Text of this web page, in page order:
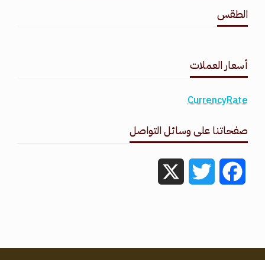
الطقس
أسعار العملات
CurrencyRate
صفحاتنا على وسائل التواصل
Facebook
Twitter